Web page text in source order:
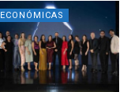
ECONÓMICAS